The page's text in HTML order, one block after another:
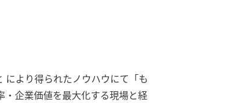
より得られたノウハウにて「も
企業価値を最大化する現場と経